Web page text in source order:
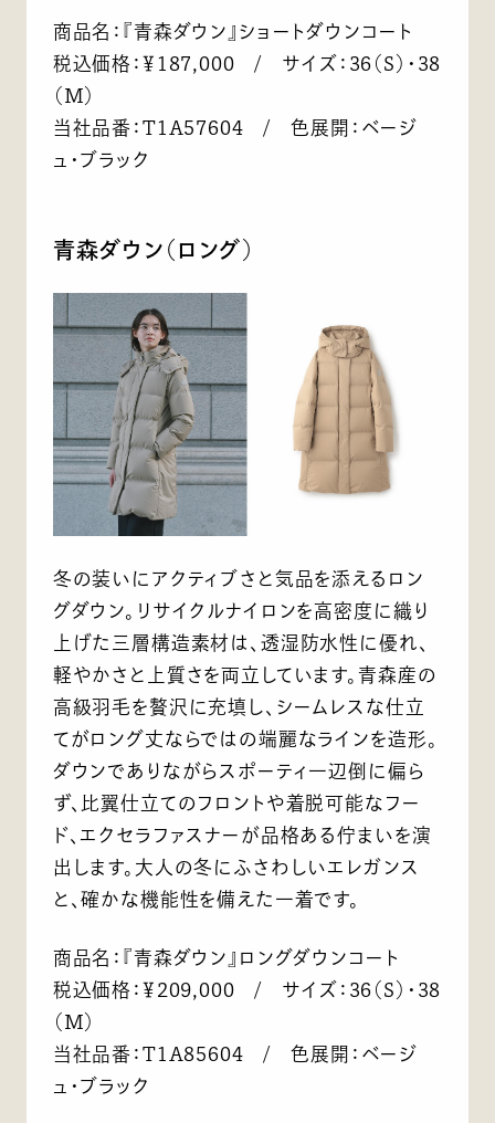
商品名：『青森ダウン』ショートダウンコート
税込価格：￥187,000 / サイズ：36（S）・38
（M）
当社品番：T1A57604 / 色展開：ベージ
ュ・ブラック
青森ダウン（ロング）
冬の装いにアクティブさと気品を添えるロン
グダウン。リサイクルナイロンを高密度に織り
上げた三層構造素材は、透湿防水性に優れ、
軽やかさと上質さを両立しています。青森産の
高級羽毛を贅沢に充填し、シームレスな仕立
てがロング丈ならではの端麗なラインを造形。
ダウンでありながらスポーティ一辺倒に偏ら
ず、比翼仕立てのフロントや着脱可能なフー
ド、エクセラファスナーが品格ある佇まいを演
出します。大人の冬にふさわしいエレガンス
と、確かな機能性を備えた一着です。
商品名：『青森ダウン』ロングダウンコート
税込価格：￥209,000 / サイズ：36（S）・38
（M）
当社品番：T1A85604 / 色展開：ベージ
ュ・ブラック